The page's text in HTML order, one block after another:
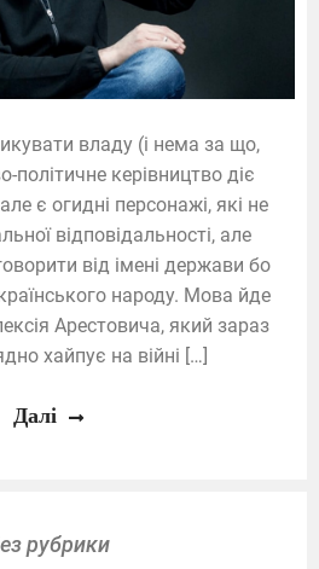
владу (і нема за що,
політичне керівництво діє
є огидні персонажі, які не
відповідальності, але
від імені держави бо
народу. Мова йде
Арестовича, який зараз
хайпує на війні […]
Далі
рубрики